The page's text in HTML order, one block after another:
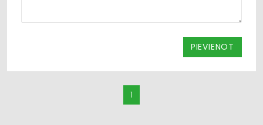
PIEVIENOT
1